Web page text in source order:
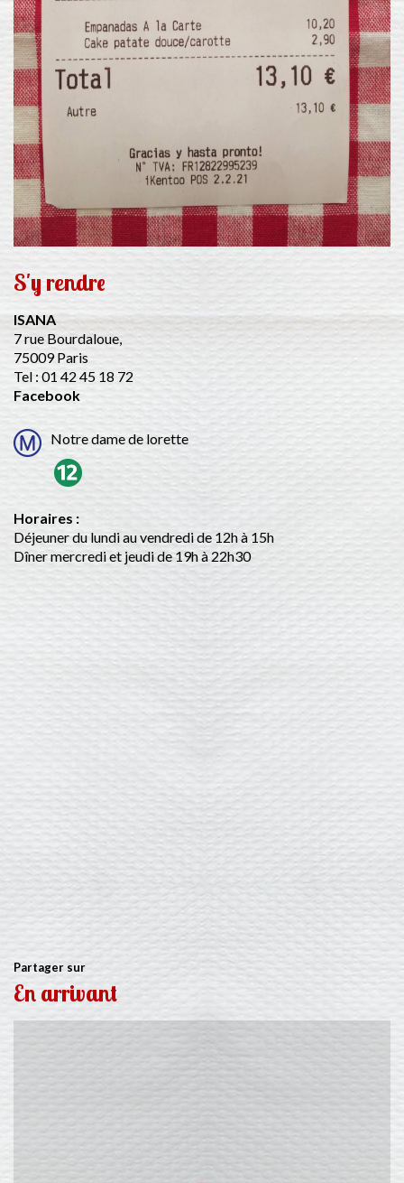
S'y rendre
ISANA
7 rue Bourdaloue,
75009 Paris
Tel : 01 42 45 18 72
Facebook
Notre dame de lorette
Horaires :
Déjeuner du lundi au vendredi de 12h à 15h
Dîner mercredi et jeudi de 19h à 22h30
Partager sur
En arrivant